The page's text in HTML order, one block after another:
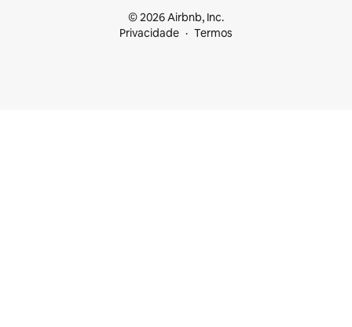
© 2026 Airbnb, Inc.
Privacidade
Termos